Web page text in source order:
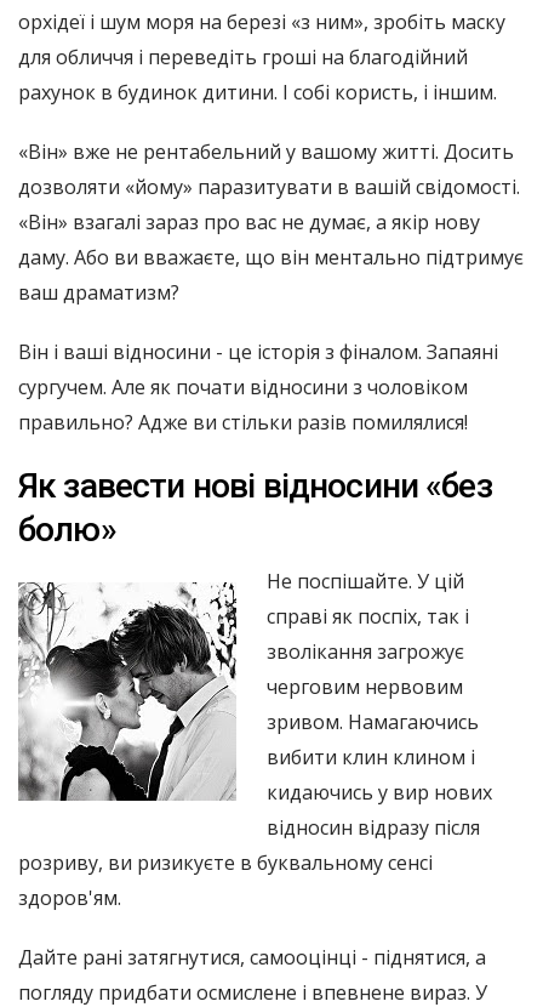
орхідеї і шум моря на березі «з ним», зробіть маску
для обличчя і переведіть гроші на благодійний
рахунок в будинок дитини. І собі користь, і іншим.
«Він» вже не рентабельний у вашому житті. Досить
дозволяти «йому» паразитувати в вашій свідомості.
«Він» взагалі зараз про вас не думає, а якір нову
даму. Або ви вважаєте, що він ментально підтримує
ваш драматизм?
Він і ваші відносини - це історія з фіналом. Запаяні
сургучем. Але як почати відносини з чоловіком
правильно? Адже ви стільки разів помилялися!
Як завести нові відносини «без
болю»
Не поспішайте. У цій
справі як поспіх, так і
зволікання загрожує
черговим нервовим
зривом. Намагаючись
вибити клин клином і
кидаючись у вир нових
відносин відразу після
розриву, ви ризикуєте в буквальному сенсі
здоров'ям.
Дайте рані затягнутися, самооцінці - піднятися, а
погляду придбати осмислене і впевнене вираз. У